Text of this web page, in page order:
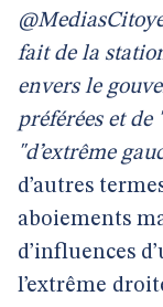
fait de la
envers le
préférées et
"d’extrême
d’autres
aboiements
d’influences
l’extrême